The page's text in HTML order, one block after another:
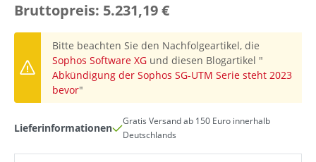
Bruttopreis: 5.231,19 €
Bitte beachten Sie den Nachfolgeartikel, die
Sophos Software XG und diesen Blogartikel "
Abkündigung der Sophos SG-UTM Serie steht 2023
bevor"
Lieferinformationen
Gratis Versand ab 150 Euro innerhalb
Deutschlands